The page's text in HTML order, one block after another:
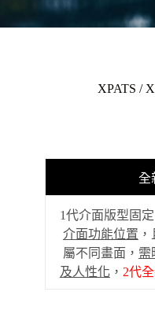
XPATS /
全
1代介面版型固定
介面功能位置
屬不同畫面， 需
及人性化 ， 2代